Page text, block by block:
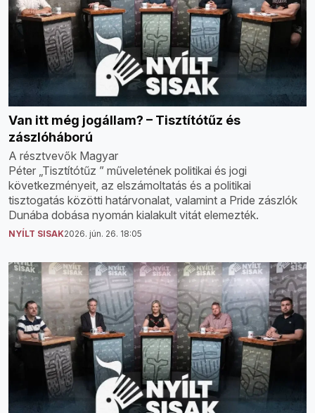
Van itt még jogállam? – Tisztítótűz és
zászlóháború
A résztvevők Magyar
Péter „Tisztítótűz ” műveletének politikai és jogi
következményeit, az elszámoltatás és a politikai
tisztogatás közötti határvonalat, valamint a Pride zászlók
Dunába dobása nyomán kialakult vitát elemezték.
NYÍLT SISAK2026. jún. 26. 18:05